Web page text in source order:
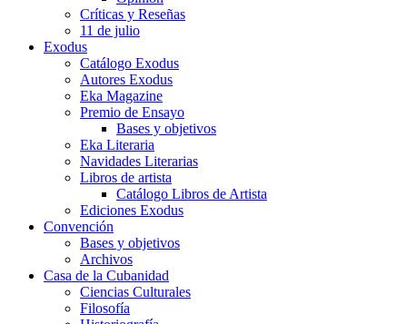
Críticas y Reseñas
11 de julio
Exodus
Catálogo Exodus
Autores Exodus
Eka Magazine
Premio de Ensayo
Bases y objetivos
Eka Literaria
Navidades Literarias
Libros de artista
Catálogo Libros de Artista
Ediciones Exodus
Convención
Bases y objetivos
Archivos
Casa de la Cubanidad
Ciencias Culturales
Filosofía